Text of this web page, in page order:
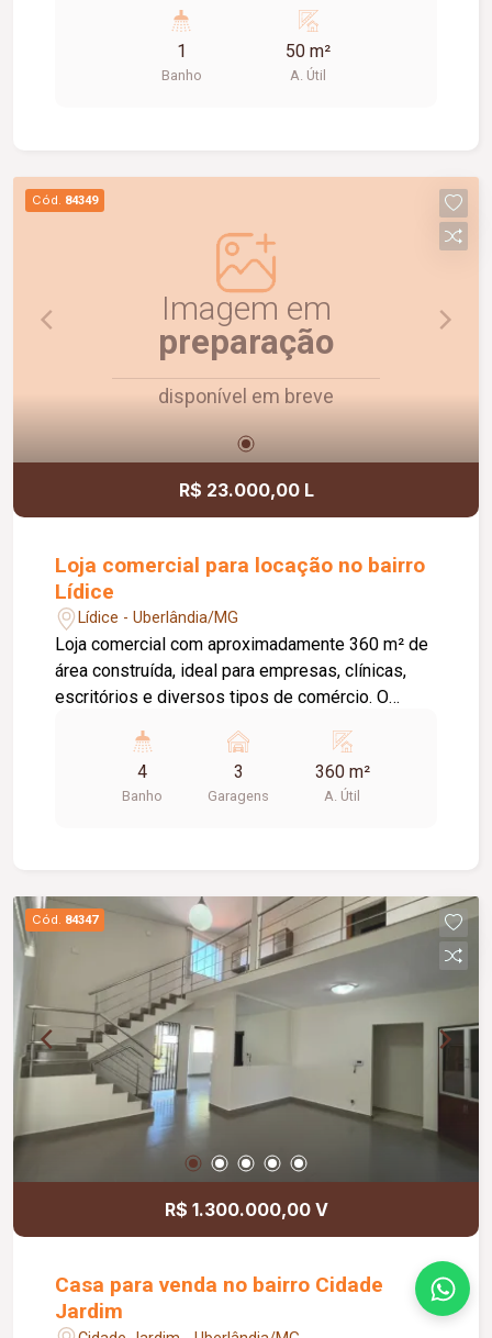
ideal para salão de beleza ou outras atividades
o seu negócio. Agende uma visita e conheça o
1
Banho
50 m²
A. Útil
Cód. 84349
Imagem em
preparação
disponível em breve
R$ 23.000,00 L
Loja comercial para locação no bairro
Lídice
Lídice - Uberlândia/MG
Loja comercial com aproximadamente 360 m² de
área construída, ideal para empresas, clínicas,
escritórios e diversos tipos de comércio. O
05 salas para escritórios ou atendimentos, 04
banheiros adaptados para acessibilidade,
plataforma elevatória, terraço e 03 vagas de
colaboradores. Agende uma visita e conheça esta
excelente oportunidade para o seu negócio!
4
Banho
3
Garagens
360 m²
A. Útil
Cód. 84347
R$ 1.300.000,00 V
Casa para venda no bairro Cidade
Jardim